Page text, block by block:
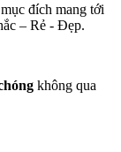
đích mang tới
– Rẻ - Đẹp.
không qua